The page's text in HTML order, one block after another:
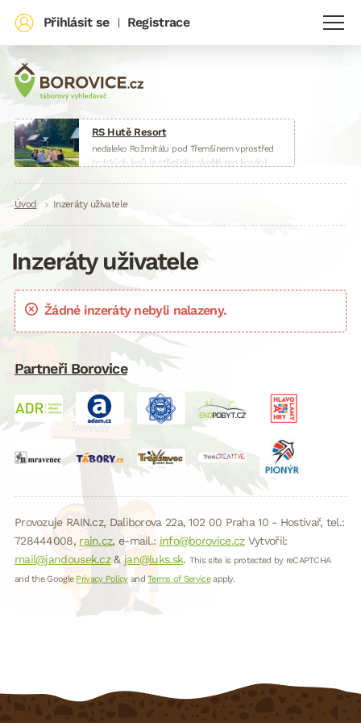
RS Hutě Resort
nedaleko Rožmitálu pod Třemšínem vprostřed
brdských lesů je středisko skvělé pro konání
www.huteresort.cz
Přihlásit se | Registrace
Drobečková
Úvod Inzeráty uživatele
Inzeráty uživatele
Žádné inzeráty nebyli nalazeny.
Partneři Borovice
Provozuje RAIN.cz, Daliborova 22a, 102 00 Praha 10 - Hostivař, tel.:
728444008, rain.cz, e-mail.: info@borovice.czVytvořil:
mail@jandousek.cz& jan@luks.sk. This site is protected by reCAPTCHA
and the Google Privacy PolicyandTerms of Serviceapply.